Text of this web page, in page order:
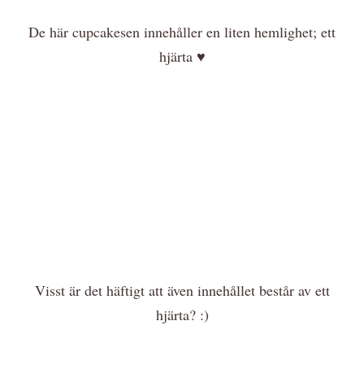
De här cupcakesen innehåller en liten hemlighet; ett
hjärta ♥
Visst är det häftigt att även innehållet består av ett
hjärta? :)